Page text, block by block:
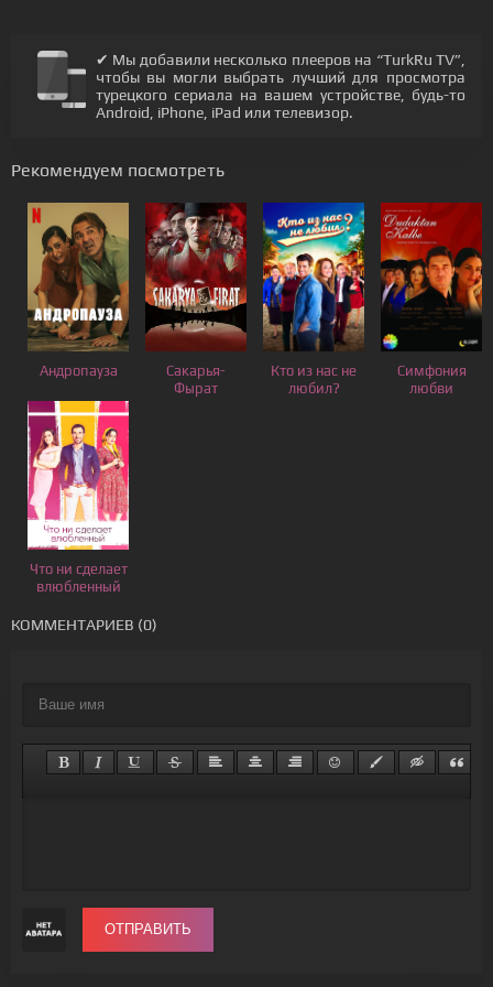
✔ Мы добавили несколько плееров на “TurkRu TV”,
чтобы вы могли выбрать лучший для просмотра
турецкого сериала на вашем устройстве, будь-то
Android, iPhone, iPad или телевизор.
Рекомендуем посмотреть
Андропауза
Сакарья-
Фырат
Кто из нас не
любил?
Симфония
любви
Что ни сделает
влюбленный
КОММЕНТАРИЕВ (0)
ОТПРАВИТЬ